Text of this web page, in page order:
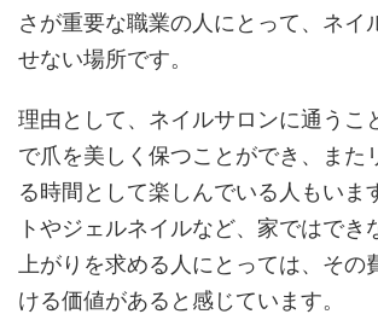
さが重要な職業の人にとって、ネイ
せない場所です。
理由として、ネイルサロンに通うこ
で爪を美しく保つことができ、また
る時間として楽しんでいる人もいま
トやジェルネイルなど、家ではでき
上がりを求める人にとっては、その
ける価値があると感じています。